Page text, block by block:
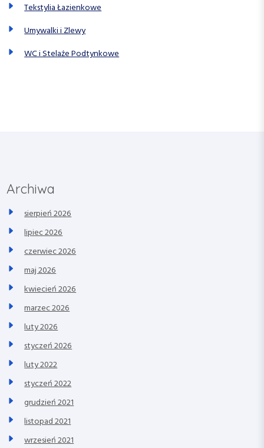
Tekstylia Łazienkowe
Umywalki i Zlewy
WC i Stelaże Podtynkowe
Archiwa
sierpień 2026
lipiec 2026
czerwiec 2026
maj 2026
kwiecień 2026
marzec 2026
luty 2026
styczeń 2026
luty 2022
styczeń 2022
grudzień 2021
listopad 2021
wrzesień 2021